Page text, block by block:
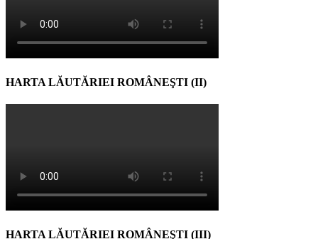
HARTA LĂUTĂRIEI ROMÂNEŞTI (II)
HARTA LĂUTĂRIEI ROMÂNEŞTI (III)